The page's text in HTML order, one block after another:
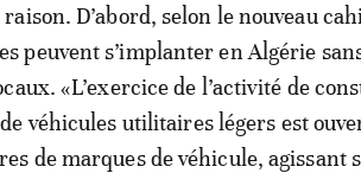
D’abord, selon le nouveau
peuvent s’implanter en Algérie
«L’exercice de l’activité de
véhicules utilitaires légers est
de marques de véhicule, agissant